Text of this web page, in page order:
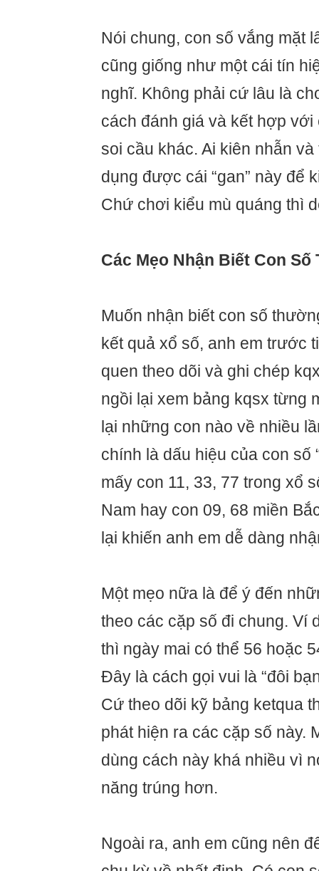
Nói chung, con số vắng mặt
cũng giống như một cái tín
nghĩ. Không phải cứ lâu là
cách đánh giá và kết hợp
soi cầu khác. Ai kiên nhẫn
dụng được cái “gan” này để
Chứ chơi kiểu mù quáng thì
Các Mẹo Nhận Biết Con
Muốn nhận biết con số
kết quả xổ số, anh em trước
quen theo dõi và ghi chép
ngồi lại xem bảng kqsx từng
lại những con nào về nhiều
chính là dấu hiệu của con số
mấy con 11, 33, 77 trong xổ
Nam hay con 09, 68 miền
lại khiến anh em dễ dàng
Một mẹo nữa là để ý đến
theo các cặp số đi chung. Ví
thì ngày mai có thể 56 hoặc
Đây là cách gọi vui là “đôi
Cứ theo dõi kỹ bảng ketqua
phát hiện ra các cặp số này.
dùng cách này khá nhiều vì
năng trúng hơn.
Ngoài ra, anh em cũng nên